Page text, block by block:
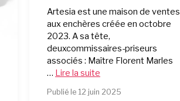
Artesia est une maison de ventes
aux enchères créée en octobre
2023. A sa tête,
deuxcommissaires-priseurs
associés : Maître Florent Marles
… Lire la suite
Publié le 12 juin 2025